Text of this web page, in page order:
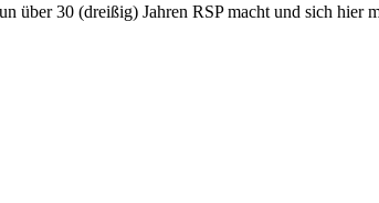
über 30 (dreißig) Jahren RSP macht und sich hier